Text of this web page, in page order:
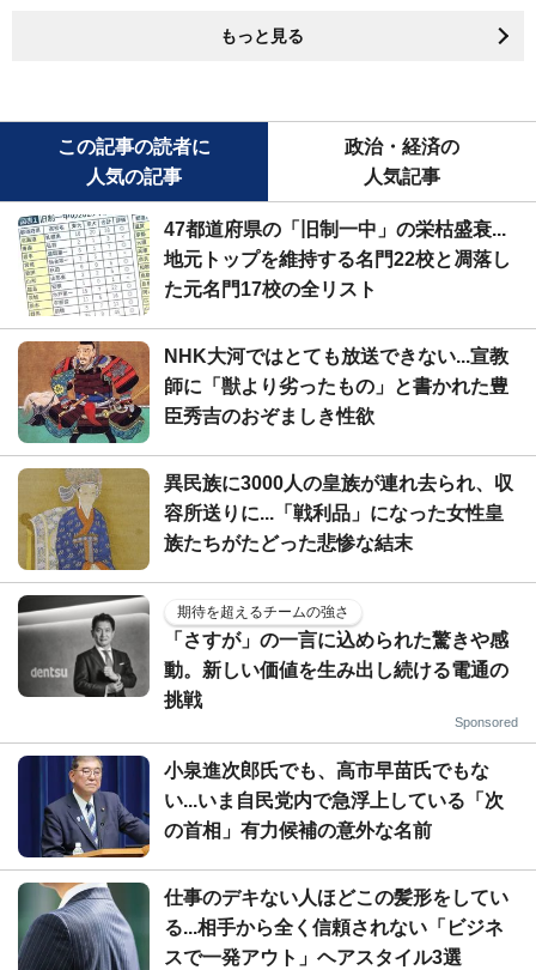
もっと見る
この記事の読者に
人気の記事
政治・経済の
人気記事
47都道府県の「旧制一中」の栄枯盛衰...
地元トップを維持する名門22校と凋落し
た元名門17校の全リスト
NHK大河ではとても放送できない...宣教
師に「獣より劣ったもの」と書かれた豊
臣秀吉のおぞましき性欲
異民族に3000人の皇族が連れ去られ、収
容所送りに...「戦利品」になった女性皇
族たちがたどった悲惨な結末
期待を超えるチームの強さ
「さすが」の一言に込められた驚きや感
動。新しい価値を生み出し続ける電通の
挑戦
Sponsored
小泉進次郎氏でも、高市早苗氏でもな
い...いま自民党内で急浮上している「次
の首相」有力候補の意外な名前
仕事のデキない人ほどこの髪形をしてい
る...相手から全く信頼されない「ビジネ
スで一発アウト」ヘアスタイル3選